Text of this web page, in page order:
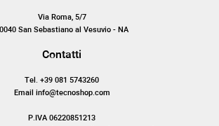
Via Roma, 5/7
San Sebastiano al Vesuvio - NA
Contatti
Tel. +39 081 5743260
Email info@tecnoshop.com
P.IVA 06220851213